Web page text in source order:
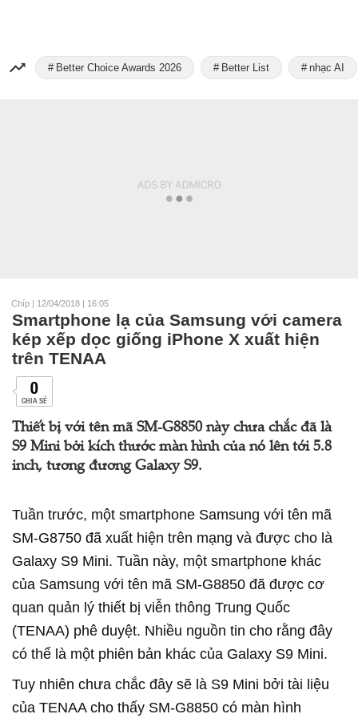
Better Choice Awards 2026 Better List nhạc AI
Chíp | 12/04/2018 | 16:05
Smartphone lạ của Samsung với camera
kép xếp dọc giống iPhone X xuất hiện
trên TENAA
0
CHIA SẺ
Thiết bị với tên mã SM-G8850 này chưa chắc đã là
S9 Mini bởi kích thước màn hình của nó lên tới 5.8
inch, tương đương Galaxy S9.
Tuần trước, một smartphone Samsung với tên mã
SM-G8750 đã xuất hiện trên mạng và được cho là
Galaxy S9 Mini. Tuần này, một smartphone khác
của Samsung với tên mã SM-G8850 đã được cơ
quan quản lý thiết bị viễn thông Trung Quốc
(TENAA) phê duyệt. Nhiều nguồn tin cho rằng đây
có thể là một phiên bản khác của Galaxy S9 Mini.
Tuy nhiên chưa chắc đây sẽ là S9 Mini bởi tài liệu
của TENAA cho thấy SM-G8850 có màn hình